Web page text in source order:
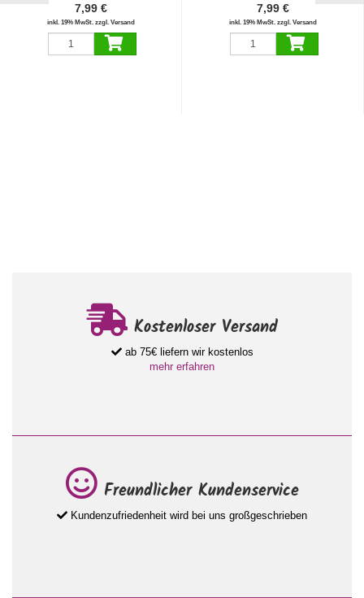
7,99 €
inkl. 19% MwSt. zzgl. Versand
7,99 €
inkl. 19% MwSt. zzgl. Versand
Kostenloser Versand
ab 75€ liefern wir kostenlos
mehr erfahren
Freundlicher Kundenservice
Kundenzufriedenheit wird bei uns großgeschrieben